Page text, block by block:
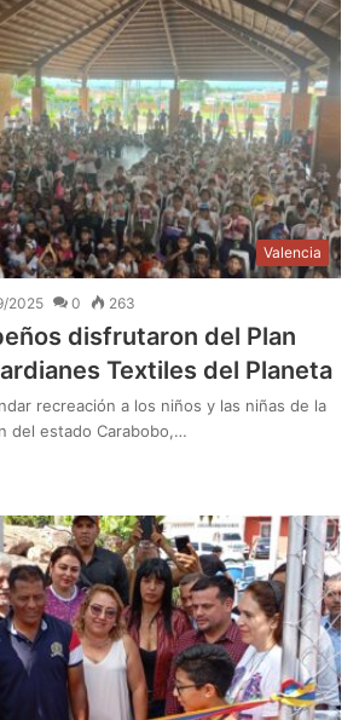
Valencia
2025 0 263
disfrutaron del Plan
Textiles del Planeta
recreación a los niños y las niñas de la
del estado Carabobo,…